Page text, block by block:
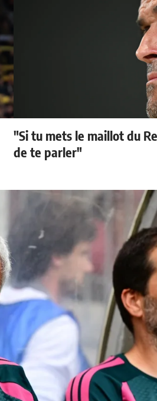
"Si tu mets le maillot du
de te parler"